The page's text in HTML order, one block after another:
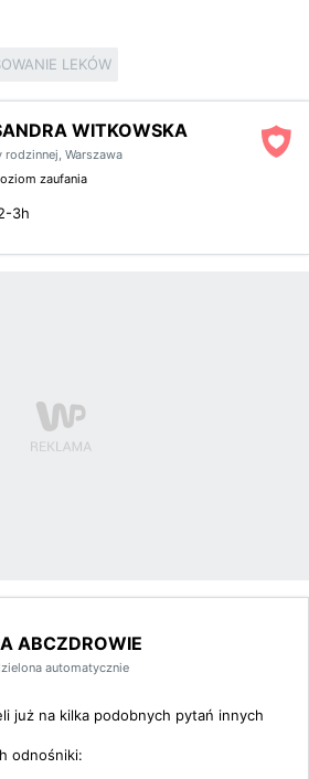
LEKÓW
WITKOWSKA
rodzinnej, Warszawa
zaufania
3h
ABCZDROWIE
automatycznie
już na kilka podobnych pytań innych
odnośniki: